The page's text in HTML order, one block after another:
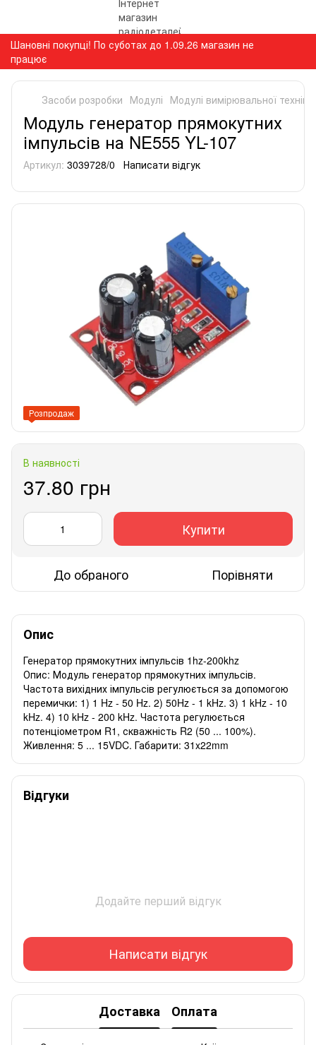
Шановні покупці! По суботах до 1.09.26 магазин не
працює
Засоби розробки Модулі Модулі вимірювальної техніки
Модуль генератор прямокутних
імпульсів на NE555 YL-107
Артикул: 3039728/0 Написати відгук
Розпродаж
В наявності
37.80 грн
Купити
До обраного Порівняти
Опис
Генератор прямокутних імпульсів 1hz-200khz
Опис: Модуль генератор прямокутних імпульсів.
Частота вихідних імпульсів регулюється за допомогою
перемички: 1) 1 Hz - 50 Hz. 2) 50Hz - 1 kHz. 3) 1 kHz - 10
kHz. 4) 10 kHz - 200 kHz. Частота регулюється
потенціометром R1, скважність R2 (50 ... 100%).
Живлення: 5 ... 15VDC. Габарити: 31x22mm
Відгуки
Додайте перший відгук
Написати відгук
Доставка Оплата